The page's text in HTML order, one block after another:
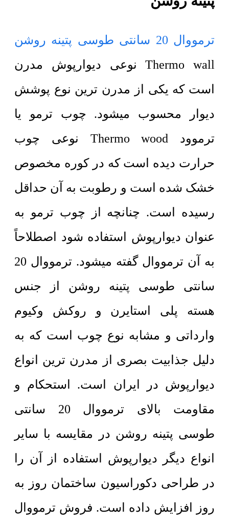
ترمووال 20 سانتی طوسی پتینه روشن
Thermo wall نوعی دیوارپوش مدرن
است که یکی از مدرن ترین نوع پوشش
دیوار محسوب میشود. چوب ترمو یا
ترموود Thermo wood نوعی چوب
حرارت دیده است که در کوره مخصوص
خشک شده است و رطوبت به آن حداقل
رسیده است. چنانچه از چوب ترمو به
عنوان دیوارپوش استفاده شود اصطلاحاً
به آن ترمووال گفته میشود. ترمووال 20
سانتی طوسی پتینه روشن از جنس
هسته پلی استایرن و روکش وکیوم
وارداتی و مشابه نوع چوب است که به
دلیل جذابیت بصری از مدرن ترین انواع
دیوارپوش در ایران است. استحکام و
مقاومت بالای ترمووال 20 سانتی
طوسی پتینه روشن در مقایسه با سایر
انواع دیگر دیوارپوش استفاده از آن را
در طراحی دکوراسیون ساختمان روز به
روز افزایش داده است. فروش ترمووال